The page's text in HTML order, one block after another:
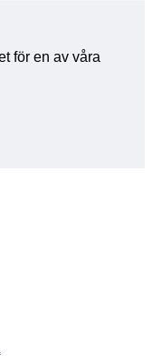
för en av våra